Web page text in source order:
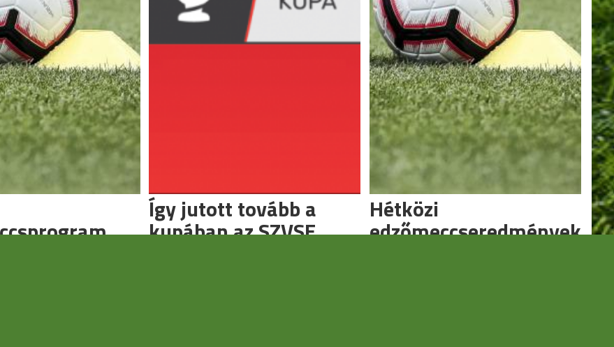
Így jutott tovább a
kupában az SZVSE
Hétközi
edzőmeccseredmények